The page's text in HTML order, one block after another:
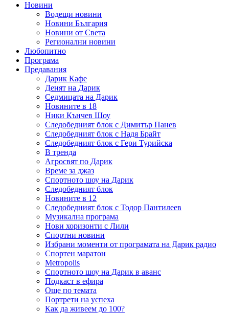
Новини
Водещи новини
Новини България
Новини от Света
Регионални новини
Любопитно
Програма
Предавания
Дарик Кафе
Денят на Дарик
Седмицата на Дарик
Новините в 18
Ники Кънчев Шоу
Следобедният блок с Димитър Панев
Следобедният блок с Надя Брайт
Следобедният блок с Гери Турийска
В тренда
Агросвят по Дарик
Време за джаз
Спортното шоу на Дарик
Следобедният блок
Новините в 12
Следобедният блок с Тодор Пантилеев
Музикална програма
Нови хоризонти с Лили
Спортни новини
Избрани моменти от програмата на Дарик радио
Спортен маратон
Metropolis
Спортното шоу на Дарик в аванс
Подкаст в ефира
Още по темата
Портрети на успеха
Как да живеем до 100?